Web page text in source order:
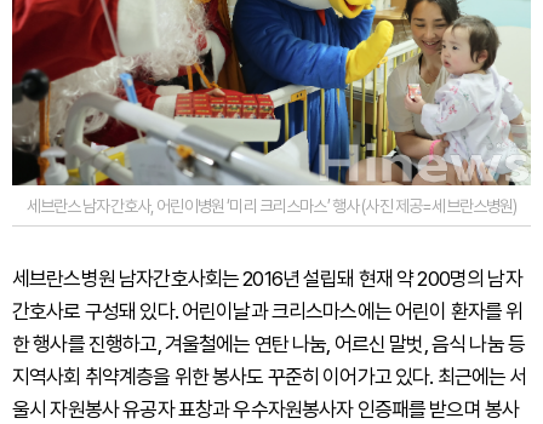
세브란스 남자간호사, 어린이병원 ‘미리 크리스마스’ 행사 (사진 제공=세브란스병원)
세브란스병원 남자간호사회는 2016년 설립돼 현재 약 200명의 남자
간호사로 구성돼 있다. 어린이날과 크리스마스에는 어린이 환자를 위
한 행사를 진행하고, 겨울철에는 연탄 나눔, 어르신 말벗, 음식 나눔 등
지역사회 취약계층을 위한 봉사도 꾸준히 이어가고 있다. 최근에는 서
울시 자원봉사 유공자 표창과 우수자원봉사자 인증패를 받으며 봉사